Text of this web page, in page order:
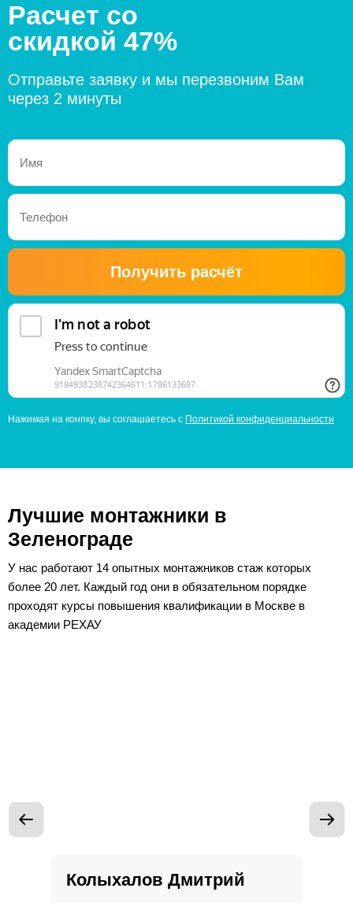
Расчет со
скидкой 47%
Отправьте заявку и мы перезвоним Вам
через 2 минуты
Получить расчёт
Нажимая на конпку, вы соглашаетесь с Политикой конфиденциальности
Лучшие монтажники в
Зеленограде
У нас работают 14 опытных монтажников стаж которых
более 20 лет. Каждый год они в обязательном порядке
проходят курсы повышения квалификации в Москве в
академии РЕХАУ
Колыхалов Дмитрий